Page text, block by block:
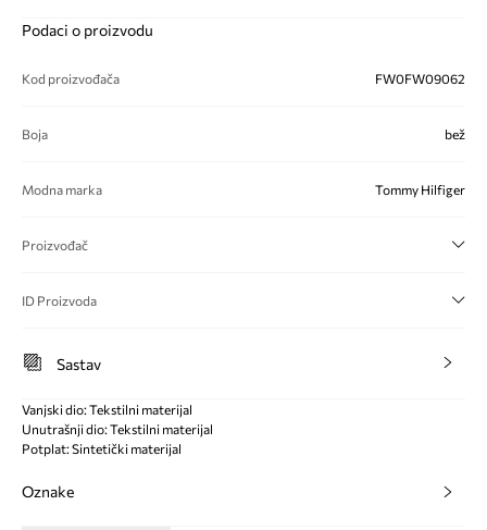
Podaci o proizvodu
Kod proizvođača FW0FW09062
Boja bež
Modna marka Tommy Hilfiger
Proizvođač
ID Proizvoda
Sastav
Vanjski dio: Tekstilni materijal
Unutrašnji dio: Tekstilni materijal
Potplat: Sintetički materijal
Oznake